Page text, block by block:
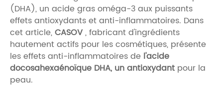
(DHA), un acide gras oméga-3 aux puissants
effets antioxydants et anti-inflammatoires. Dans
cet article,CASOV, fabricant d'ingrédients
hautement actifs pour les cosmétiques, présente
les effets anti-inflammatoires de l'acide
docosahexaénoïque DHA, un antioxydant pour la
peau.